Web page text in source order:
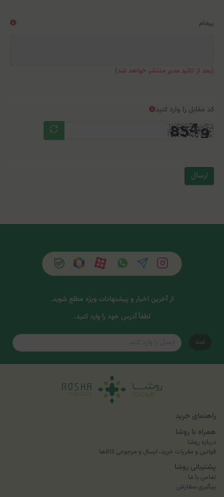
پیغام
(بعد از تائید مدیر منتشر خواهد شد)
کد مقابل را وارد کنید
ارسال
از آخرین اخبار و پیشنهادات ویژه مطلع شوید.
لطفاً آدرس خود را وارد کنید.
ثبت
راهنمای خرید
همراه با روشا
درباره روشا
قوانین و مقررات خرید، ارسال و مرجوعی کالاها
پشتیبانی روشا
تماس با ما
پیگیری سفارش